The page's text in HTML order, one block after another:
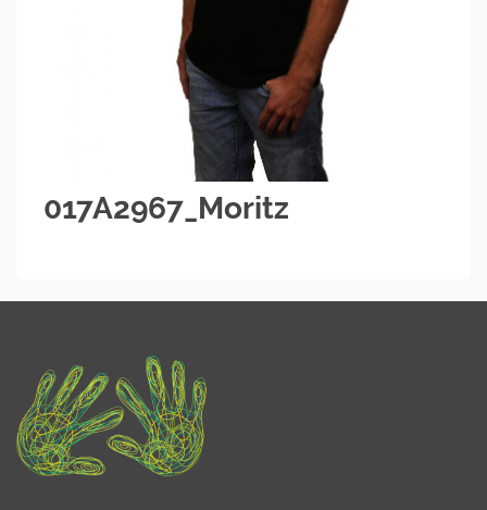
017A2967_Moritz